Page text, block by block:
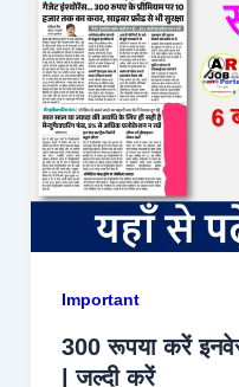
Important
300 रूपया करें
| जल्दी करें